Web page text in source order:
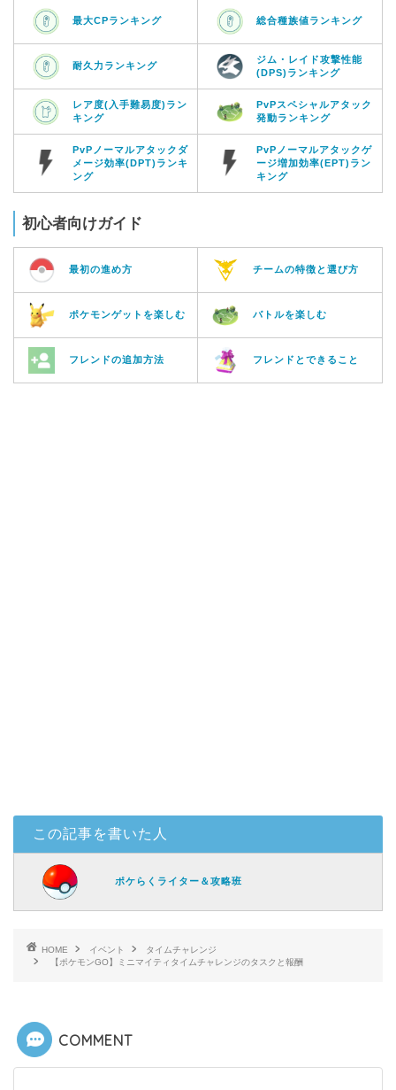
最大CPランキング 総合種族値ランキング
耐久力ランキング
ジム・レイド攻撃性能
(DPS)ランキング
レア度(入手難易度)ラン
キング
PvPスペシャルアタック
発動ランキング
PvPノーマルアタックダ
メージ効率(DPT)ランキ
ング
PvPノーマルアタックゲ
ージ増加効率(EPT)ラン
キング
初心者向けガイド
最初の進め方 チームの特徴と選び方
ポケモンゲットを楽しむ バトルを楽しむ
フレンドの追加方法 フレンドとできること
この記事を書いた人
ポケらくライター＆攻略班
HOME イベント
タイムチャレンジ
【ポケモンGO】ミニマイティタイムチャレンジのタスクと報酬
COMMENT